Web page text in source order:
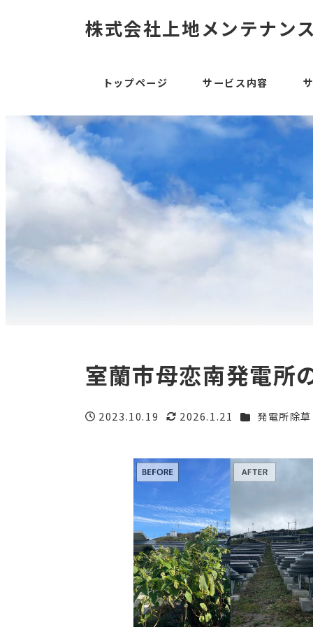
株式会社上地メンテナン
トップページ サービス内容
室蘭市母恋南発電所
投稿日
2023.10.19 更新日
2026.1.21 カテゴリー
発電所除草